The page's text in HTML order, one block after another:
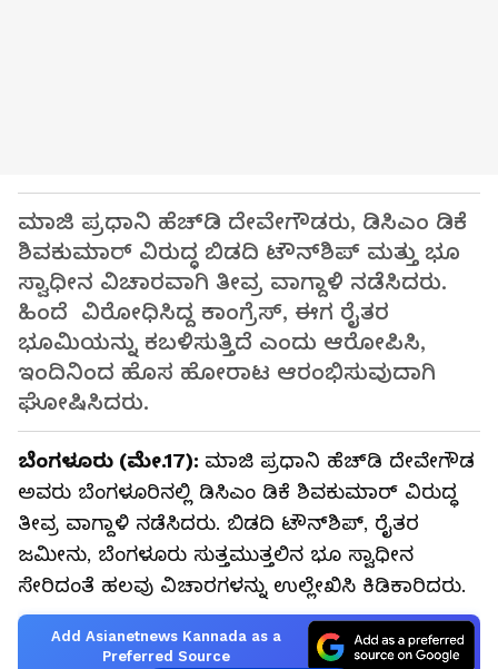
ಮಾಜಿ ಪ್ರಧಾನಿ ಹೆಚ್‌ಡಿ ದೇವೇಗೌಡರು, ಡಿಸಿಎಂ ಡಿಕೆ
ಶಿವಕುಮಾರ್ ವಿರುದ್ಧ ಬಿಡದಿ ಟೌನ್‌ಶಿಪ್ ಮತ್ತು ಭೂ
ಸ್ವಾಧೀನ ವಿಚಾರವಾಗಿ ತೀವ್ರ ವಾಗ್ದಾಳಿ ನಡೆಸಿದರು.
ಹಿಂದೆ ವಿರೋಧಿಸಿದ್ದ ಕಾಂಗ್ರೆಸ್, ಈಗ ರೈತರ
ಭೂಮಿಯನ್ನು ಕಬಳಿಸುತ್ತಿದೆ ಎಂದು ಆರೋಪಿಸಿ,
ಇಂದಿನಿಂದ ಹೊಸ ಹೋರಾಟ ಆರಂಭಿಸುವುದಾಗಿ
ಘೋಷಿಸಿದರು.
ಬೆಂಗಳೂರು (ಮೇ.17): ಮಾಜಿ ಪ್ರಧಾನಿ ಹೆಚ್‌ಡಿ ದೇವೇಗೌಡ
ಅವರು ಬೆಂಗಳೂರಿನಲ್ಲಿ ಡಿಸಿಎಂ ಡಿಕೆ ಶಿವಕುಮಾರ್ ವಿರುದ್ಧ
ತೀವ್ರ ವಾಗ್ದಾಳಿ ನಡೆಸಿದರು. ಬಿಡದಿ ಟೌನ್‌ಶಿಪ್, ರೈತರ
ಜಮೀನು, ಬೆಂಗಳೂರು ಸುತ್ತಮುತ್ತಲಿನ ಭೂ ಸ್ವಾಧೀನ
ಸೇರಿದಂತೆ ಹಲವು ವಿಚಾರಗಳನ್ನು ಉಲ್ಲೇಖಿಸಿ ಕಿಡಿಕಾರಿದರು.
Add Asianetnews Kannada as a
Preferred Source